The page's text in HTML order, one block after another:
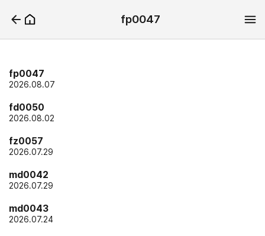
fp0047
fp0047
2026.08.07
fd0050
2026.08.02
fz0057
2026.07.29
md0042
2026.07.29
md0043
2026.07.24